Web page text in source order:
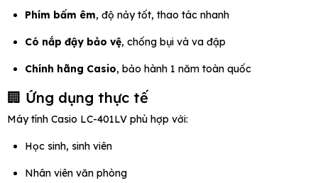
Phím bấm êm, độ nảy tốt, thao tác nhanh
Có nắp đậy bảo vệ, chống bụi và va đập
Chính hãng Casio, bảo hành 1 năm toàn quốc
🏢 Ứng dụng thực tế
Máy tính Casio LC-401LV phù hợp với:
Học sinh, sinh viên
Nhân viên văn phòng